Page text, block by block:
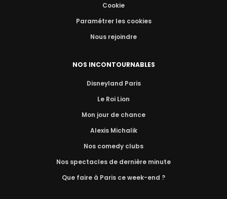
Cookie
Paramétrer les cookies
Nous rejoindre
NOS INCONTOURNABLES
Disneyland Paris
Le Roi Lion
Mon jour de chance
Alexis Michalik
Nos comedy clubs
Nos spectacles de dernière minute
Que faire à Paris ce week-end ?